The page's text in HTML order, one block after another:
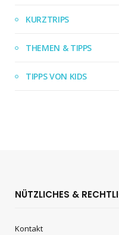
KURZTRIPS
THEMEN & TIPPS
TIPPS VON KIDS
NÜTZLICHES &
Kontakt